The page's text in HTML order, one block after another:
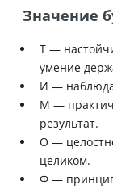
Значение
Т —
умение
И —
М —
результат.
О —
целиком.
Ф —